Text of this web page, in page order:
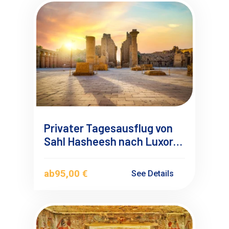
Privater Tagesausflug von
Sahl Hasheesh nach Luxor
Deutschsprachigen
Reiseführer
ab95,00 € See Details